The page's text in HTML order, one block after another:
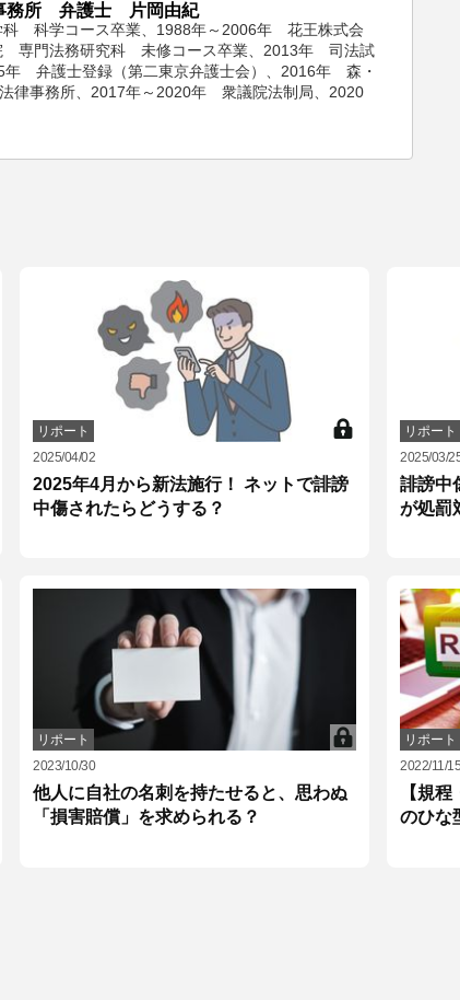
務所 弁護士 片岡由紀
科学コース卒業、1988年～2006年 花王株式会
専門法務研究科 未修コース卒業、2013年 司法試
弁護士登録（第二東京弁護士会）、2016年 森・
律事務所、2017年～2020年 衆議院法制局、2020
リポート
2025/04/02
2025年4月から新法施行！ ネットで誹謗
中傷されたらどうする？
リポート
2025/03/
誹謗中
が処罰
リポート
2023/10/30
他人に自社の名刺を持たせると、思わぬ
「損害賠償」を求められる？
リポート
2022/11/15
【規
のひな